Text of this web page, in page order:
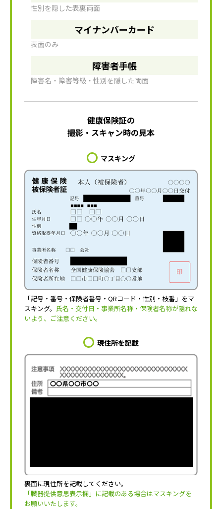
性別を隠した表裏両面
マイナンバーカード
表面のみ
障害者手帳
障害名・障害等級・性別を隠した両面
健康保険証の
撮影・スキャン時の見本
マスキング
「記号・番号・保険者番号・QRコード・性別・枝番」をマ
スキング。 氏名・交付日・事業所名称・保険者名称が隠れな
いよう、ご注意ください。
現住所を記載
裏面に現住所を記載してください。
「臓器提供意思表示欄」に記載のある場合はマスキングを
お願いいたします。